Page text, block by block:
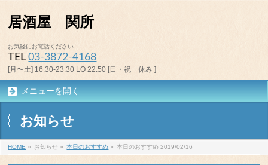
居酒屋 関所
お気軽にお電話ください
TEL03-3872-4168
[月〜土] 16:30-23:30 LO 22:50 [日・祝 休み ]
メニューを開く
お知らせ
HOME » お知らせ » 本日のおすすめ » 本日のおすすめ 2019/02/16